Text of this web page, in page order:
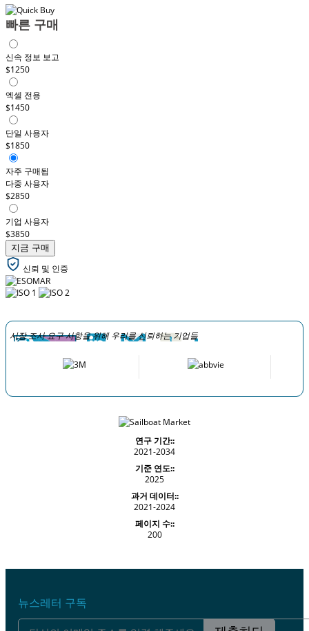
빠른 구매
신속 정보 보고
$1250
엑셀 전용
$1450
단일 사용자
$1850
자주 구매됨
다중 사용자
$2850
기업 사용자
$3850
지금 구매
신뢰 및 인증
시장 조사 요구 사항을 위해 우리를 신뢰하는 기업들
연구 기간::
2021-2034
기준 연도::
2025
과거 데이터::
2021-2024
페이지 수::
200
뉴스레터 구독